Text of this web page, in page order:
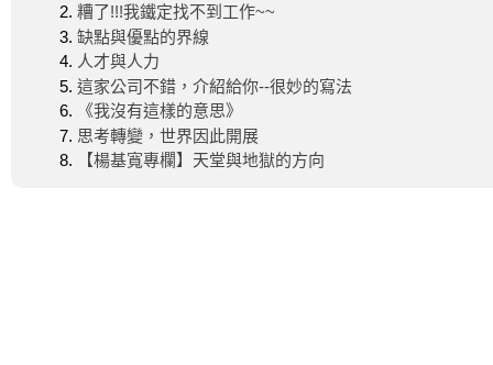
糟了!!!我鐵定找不到工作~~
缺點與優點的界線
人才與人力
這家公司不錯，介紹給你--很妙的寫法
《我沒有這樣的意思》
思考轉變，世界因此開展
【楊基寬專欄】天堂與地獄的方向